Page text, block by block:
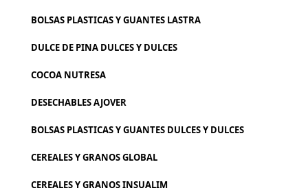
BOLSAS PLASTICAS Y GUANTES LASTRA
DULCE DE PINA DULCES Y DULCES
COCOA NUTRESA
DESECHABLES AJOVER
BOLSAS PLASTICAS Y GUANTES DULCES Y DULCES
CEREALES Y GRANOS GLOBAL
CEREALES Y GRANOS INSUALIM